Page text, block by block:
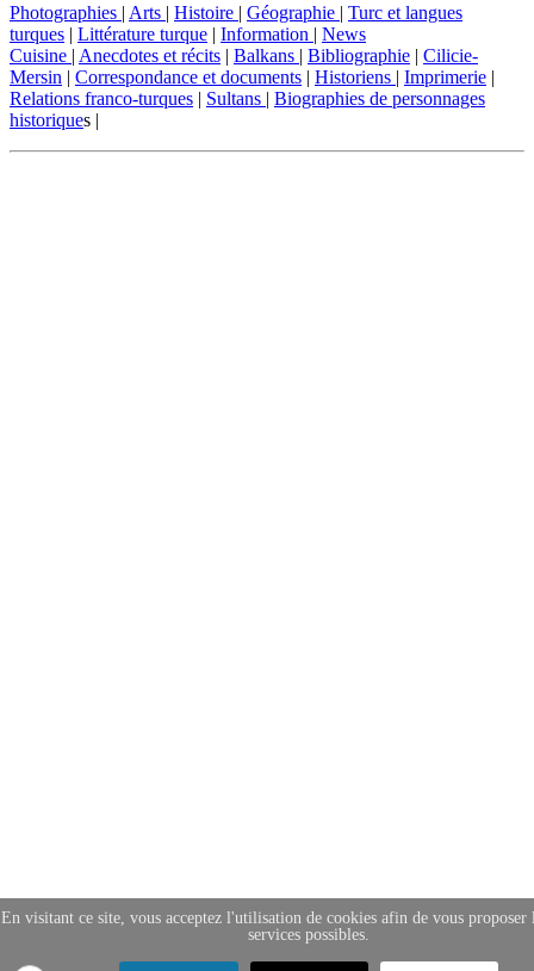
Photographies | Arts | Histoire | Géographie | Turc et langues
turques | Littérature turque | Information | News
Cuisine | Anecdotes et récits | Balkans | Bibliographie | Cilicie-
Mersin | Correspondance et documents | Historiens | Imprimerie |
Relations franco-turques | Sultans | Biographies de personnages
historiques |
En visitant ce site, vous acceptez l'utilisation de cookies afin de vous proposer
services possibles.